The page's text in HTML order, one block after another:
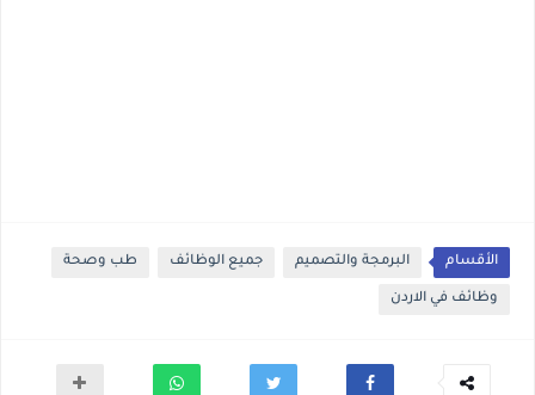
الأقسام البرمجة والتصميم جميع الوظائف طب وصحة
وظائف في الاردن